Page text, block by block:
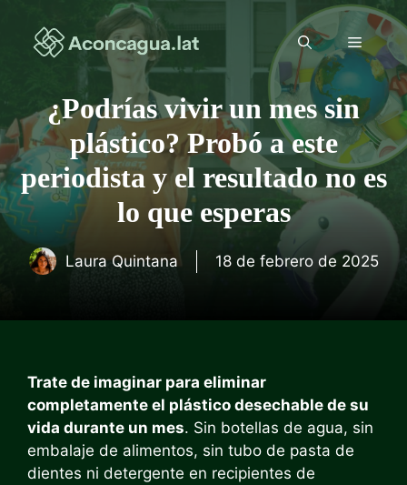
contenido
Menú
¿Podrías vivir un mes sin
plástico? Probó a este
periodista y el resultado no es
lo que esperas
Laura Quintana 18 de febrero de 2025
Trate de imaginar para eliminar
completamente el plástico desechable de su
vida durante un mes. Sin botellas de agua, sin
embalaje de alimentos, sin tubo de pasta de
dientes ni detergente en recipientes de